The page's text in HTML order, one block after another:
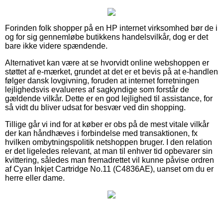
Forinden folk shopper på en HP internet virksomhed bør de i
og for sig gennemløbe butikkens handelsvilkår, dog er det
bare ikke videre spændende.
Alternativet kan være at se hvorvidt online webshoppen er
støttet af e-mærket, grundet at det er et bevis på at e-handlen
følger dansk lovgivning, foruden at internet forretningen
lejlighedsvis evalueres af sagkyndige som forstår de
gældende vilkår. Dette er en god lejlighed til assistance, for
så vidt du bliver udsat for besvær ved din shopping.
Tillige går vi ind for at køber er obs på de mest vitale vilkår
der kan håndhæves i forbindelse med transaktionen, fx
hvilken ombytningspolitik netshoppen bruger. I den relation
er det ligeledes relevant, at man til enhver tid opbevarer sin
kvittering, således man fremadrettet vil kunne påvise ordren
af Cyan Inkjet Cartridge No.11 (C4836AE), uanset om du er
herre eller dame.